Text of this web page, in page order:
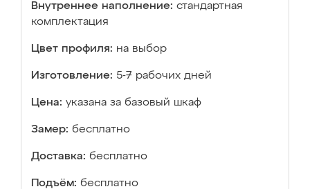
Внутреннее наполнение: стандартная
комплектация
Цвет профиля: на выбор
Изготовление: 5-7 рабочих дней
Цена: указана за базовый шкаф
Замер: бесплатно
Доставка: бесплатно
Подъём: бесплатно